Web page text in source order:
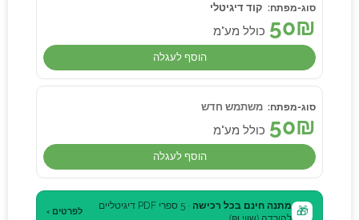
קוד דיגיטלי
50₪ כולל מע"מ
הוסף לעגלה
משתמש חדש
50₪ כולל מע"מ
הוסף לעגלה
🎁 מתנה חינם בכל רכישה
· 5 ספרי PDF דיגיטליים
לפרטים ›